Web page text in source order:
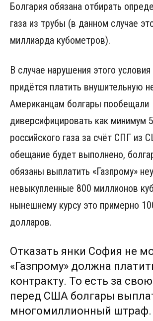
Болгария обязана отбирать
газа из трубы (в данном случае
миллиарда кубометров).
В случае нарушения этого
придётся платить внушительную
Американцам болгары пообещали
диверсифицировать как минимум
российского газа за счёт СПГ из
обещание будет выполнено,
обязаны выплатить «Газпрому»
невыкупленные 800 миллионов
нынешнему курсу это примерно
долларов.
Отказать янки София не
«Газпрому» должна
контракту. То есть за
перед США болгары
многомиллионный штраф.